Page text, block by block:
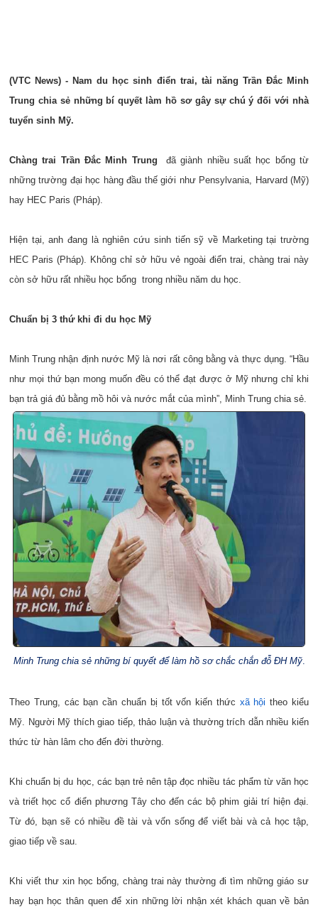
(VTC News) - Nam du học sinh điển trai, tài năng Trần Đắc Minh
Trung chia sẻ những bí quyết làm hồ sơ gây sự chú ý đối với nhà
tuyển sinh Mỹ.
Chàng trai Trần Đắc Minh Trung đã giành nhiều suất học bổng từ
những trường đại học hàng đầu thế giới như Pensylvania, Harvard (Mỹ)
hay HEC Paris (Pháp).
Hiện tại, anh đang là nghiên cứu sinh tiến sỹ về Marketing tại trường
HEC Paris (Pháp). Không chỉ sở hữu vẻ ngoài điển trai, chàng trai này
còn sở hữu rất nhiều học bổng trong nhiều năm du học.
Chuẩn bị 3 thứ khi đi du học Mỹ
Minh Trung nhận định nước Mỹ là nơi rất công bằng và thực dụng. “Hầu
như mọi thứ bạn mong muốn đều có thể đạt được ở Mỹ nhưng chỉ khi
bạn trả giá đủ bằng mồ hôi và nước mắt của mình”, Minh Trung chia sẻ.
Minh Trung chia sẻ những bí quyết để làm hồ sơ chắc chắn đỗ ĐH Mỹ.
Theo Trung, các bạn cần chuẩn bị tốt vốn kiến thức xã hội theo kiểu
Mỹ. Người Mỹ thích giao tiếp, thảo luận và thường trích dẫn nhiều kiến
thức từ hàn lâm cho đến đời thường.
Khi chuẩn bị du học, các bạn trẻ nên tập đọc nhiều tác phẩm từ văn học
và triết học cổ điển phương Tây cho đến các bộ phim giải trí hiện đại.
Từ đó, bạn sẽ có nhiều đề tài và vốn sống để viết bài và cả học tập,
giao tiếp về sau.
Khi viết thư xin học bổng, chàng trai này thường đi tìm những giáo sư
hay bạn học thân quen để xin những lời nhận xét khách quan về bản